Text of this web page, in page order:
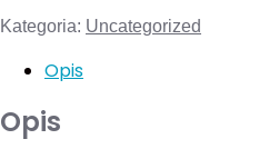
Kategoria: Uncategorized
Opis
Opis